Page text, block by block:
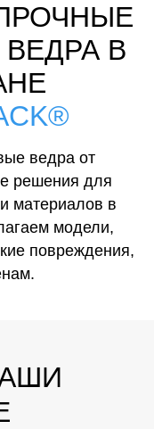
В
ведра от
решения для
материалов в
модели,
повреждения,